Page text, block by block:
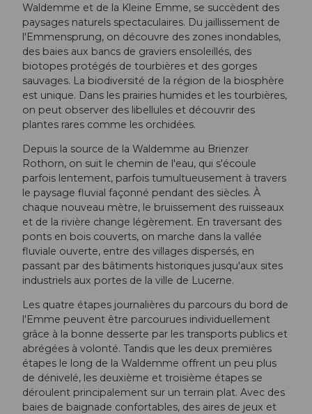
Waldemme et de la Kleine Emme, se succèdent des
paysages naturels spectaculaires. Du jaillissement de
l'Emmensprung, on découvre des zones inondables,
des baies aux bancs de graviers ensoleillés, des
biotopes protégés de tourbières et des gorges
sauvages. La biodiversité de la région de la biosphère
est unique. Dans les prairies humides et les tourbières,
on peut observer des libellules et découvrir des
plantes rares comme les orchidées.
Depuis la source de la Waldemme au Brienzer
Rothorn, on suit le chemin de l'eau, qui s'écoule
parfois lentement, parfois tumultueusement à travers
le paysage fluvial façonné pendant des siècles. À
chaque nouveau mètre, le bruissement des ruisseaux
et de la rivière change légèrement. En traversant des
ponts en bois couverts, on marche dans la vallée
fluviale ouverte, entre des villages dispersés, en
passant par des bâtiments historiques jusqu'aux sites
industriels aux portes de la ville de Lucerne.
Les quatre étapes journalières du parcours du bord de
l'Emme peuvent être parcourues individuellement
grâce à la bonne desserte par les transports publics et
abrégées à volonté. Tandis que les deux premières
étapes le long de la Waldemme offrent un peu plus
de dénivelé, les deuxième et troisième étapes se
déroulent principalement sur un terrain plat. Avec des
baies de baignade confortables, des aires de jeux et